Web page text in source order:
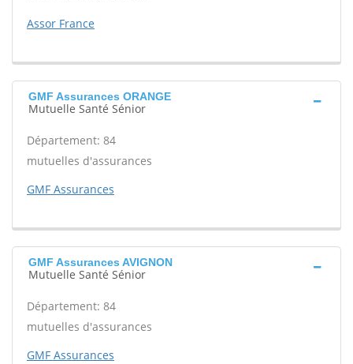
Assor France
GMF Assurances ORANGE
Mutuelle Santé Sénior
Département: 84
mutuelles d'assurances
GMF Assurances
GMF Assurances AVIGNON
Mutuelle Santé Sénior
Département: 84
mutuelles d'assurances
GMF Assurances